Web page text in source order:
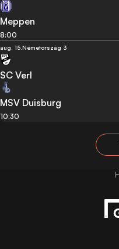
Meppen
8:00
aug. 15. Németország 3
SC Verl
MSV Duisburg
10:30